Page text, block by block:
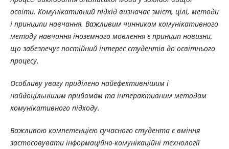
освіти. Комунікативний підхід визначає зміст, цілі, методи
і принципи навчання. Важливим чинником комунікативного
методу навчання іноземного мовлення є принцип новизни,
що забезпечує постійний інтерес студентів до освітнього
процесу.
Особливу увагу приділено найефективнішим і
найдоцільнішим прийомам та інтерактивним методам
комунікативного підходу.
Важливою компетенцією сучасного студента є вміння
застосовувати інформаційно-комунікаційні технології